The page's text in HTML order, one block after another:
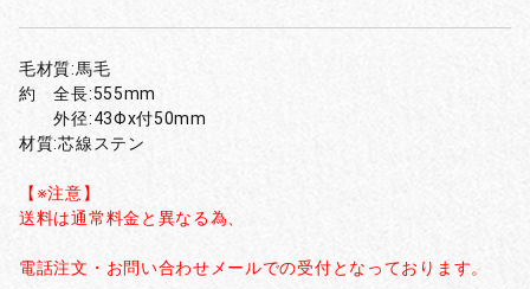
毛材質:馬毛
約 全長:555mm
外径:43Φx付50mm
材質:芯線ステン
【※注意】
送料は通常料金と異なる為、
電話注文・お問い合わせメールでの受付となっております。